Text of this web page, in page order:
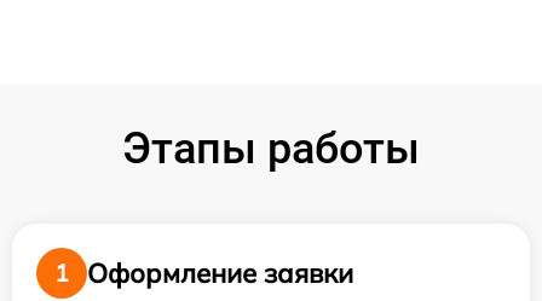
Этапы работы
1
Оформление заявки